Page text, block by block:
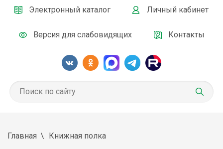
Электронный каталог Личный кабинет
Версия для слабовидящих Контакты
Главная Книжная полка